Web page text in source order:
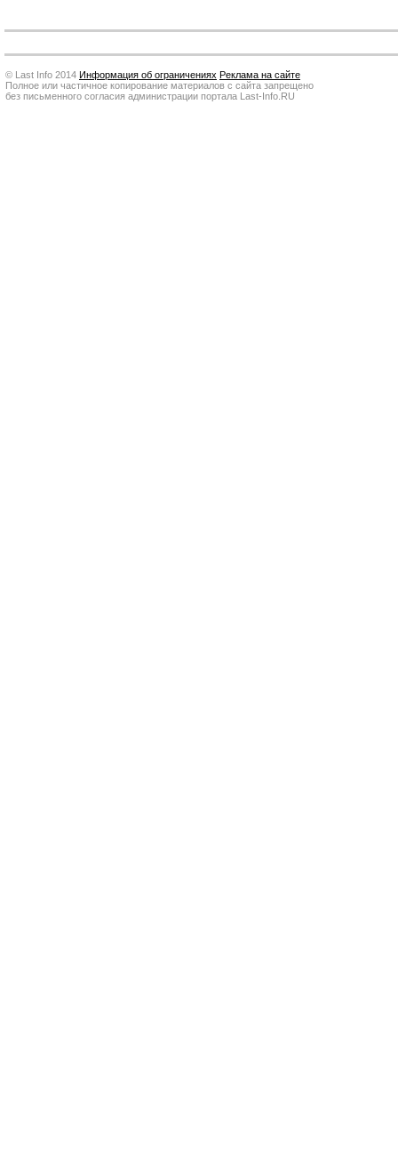
© Last Info 2014 Информация об ограничениях Реклама на сайте
Полное или частичное копирование материалов с сайта запрещено
без письменного согласия администрации портала Last-Info.RU